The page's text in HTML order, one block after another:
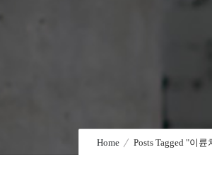
Home Posts Tagged "이륜